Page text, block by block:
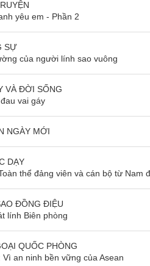
yêu em - Phần 2
SỰ
của người lính sao vuông
VÀ ĐỜI SỐNG
vai gáy
NGÀY MỚI
DẠY
thể đảng viên và cán bộ từ Nam
ĐỒNG ĐIỆU
lính Biên phòng
QUỐC PHÒNG
Vì an ninh bền vững của Asean